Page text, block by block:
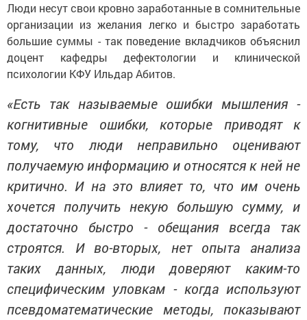
Люди несут свои кровно заработанные в сомнительные
организации из желания легко и быстро заработать
большие суммы - так поведение вкладчиков объяснил
доцент кафедры дефектологии и клинической
психологии КФУ Ильдар Абитов.
«Есть так называемые ошибки мышления -
когнитивные ошибки, которые приводят к
тому, что люди неправильно оценивают
получаемую информацию и относятся к ней не
критично. И на это влияет то, что им очень
хочется получить некую большую сумму, и
достаточно быстро - обещания всегда так
строятся. И во-вторых, нет опыта анализа
таких данных, люди доверяют каким-то
специфическим уловкам - когда используют
псевдоматематические методы, показывают